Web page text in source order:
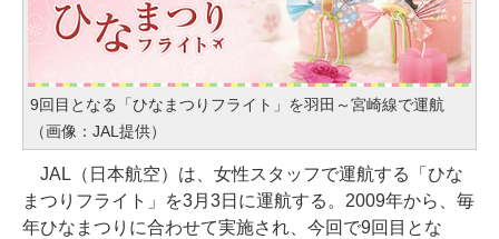
9回目となる「ひなまつりフライト」を羽田～宮崎線で運航
（画像：JAL提供）
JAL（日本航空）は、女性スタッフで運航する「ひな
まつりフライト」を3月3日に運航する。2009年から、毎
年ひなまつりに合わせて実施され、今回で9回目とな